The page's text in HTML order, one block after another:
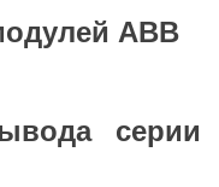
ABB
серии